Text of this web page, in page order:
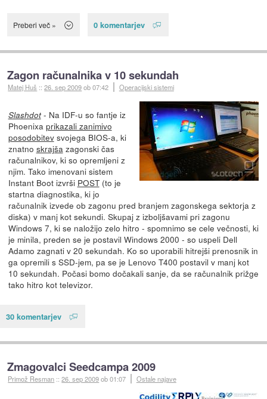
Preberi več » 0 komentarjev
Zagon računalnika v 10 sekundah
Matej Huš ::26. sep 2009ob 07:42 Operacijski sistemi
Slashdot- Na IDF-u so fantje iz
Phoenixa prikazali zanimivo
posodobitevsvojega BIOS-a, ki
znatno skrajšazagonski čas
računalnikov, ki so opremljeni z
njim. Tako imenovani sistem
Instant Boot izvrši POST(to je
startna diagnostika, ki jo
računalnik izvede ob zagonu pred branjem zagonskega sektorja z
diska) v manj kot sekundi. Skupaj z izboljšavami pri zagonu
Windows 7, ki se naložijo zelo hitro - spomnimo se cele večnosti, ki
je minila, preden se je postavil Windows 2000 - so uspeli Dell
Adamo zagnati v 20 sekundah. Ko so uporabili hitrejši prenosnik in
ga opremili s SSD-jem, pa se je Lenovo T400 postavil v manj kot
10 sekundah. Počasi bomo dočakali sanje, da se računalnik prižge
tako hitro kot televizor.
30 komentarjev
Zmagovalci Seedcampa 2009
Primož Resman ::26. sep 2009ob 01:07 Ostale najave